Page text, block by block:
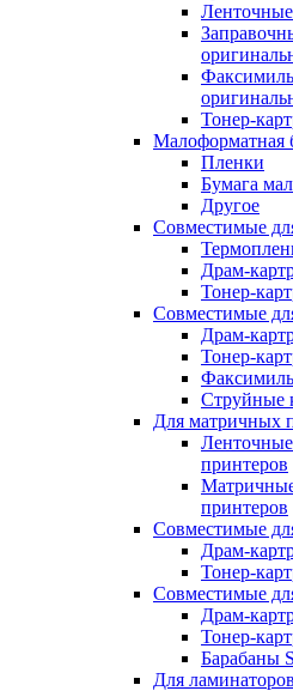
Тонер-
Малоформатная
Пленки
Бумага
Другое
Совместимые
Драм-
Тонер-
Совместимые
Драм-
Тонер-
Струйные
Для матричных
принтеров
принтеров
Совместимые
Драм-
Тонер-
Совместимые
Драм-
Тонер-
Барабаны
Для ламинаторов